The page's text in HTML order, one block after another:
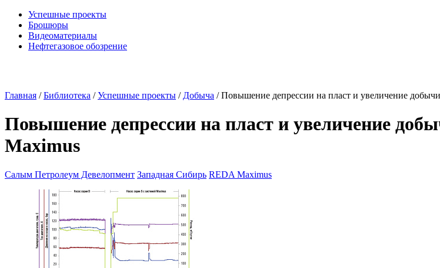
Успешные проекты
Брошюры
Видеоматериалы
Нефтегазовое обозрение
Главная /Библиотека /Успешные проекты / Добыча /Повышение депрессии на пласт и увеличение
Повышение депрессии на пласт и увеличение
Maximus
Салым Петролеум Девелопмент Западная Сибирь REDA Maximus